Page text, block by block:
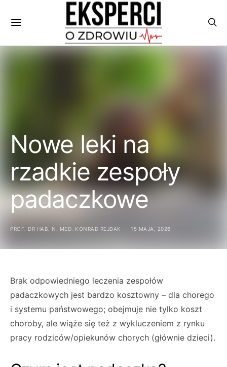
Nowe leki na
rzadkie zespoły
padaczkowe
PROF. DR HAB. N. MED. KONRAD REJDAK 15 MAJA, 2026
Brak odpowiedniego leczenia zespołów
padaczkowych jest bardzo kosztowny – dla chorego
i systemu państwowego; obejmuje nie tylko koszt
choroby, ale wiąże się też z wykluczeniem z rynku
pracy rodziców/opiekunów chorych (głównie dzieci).